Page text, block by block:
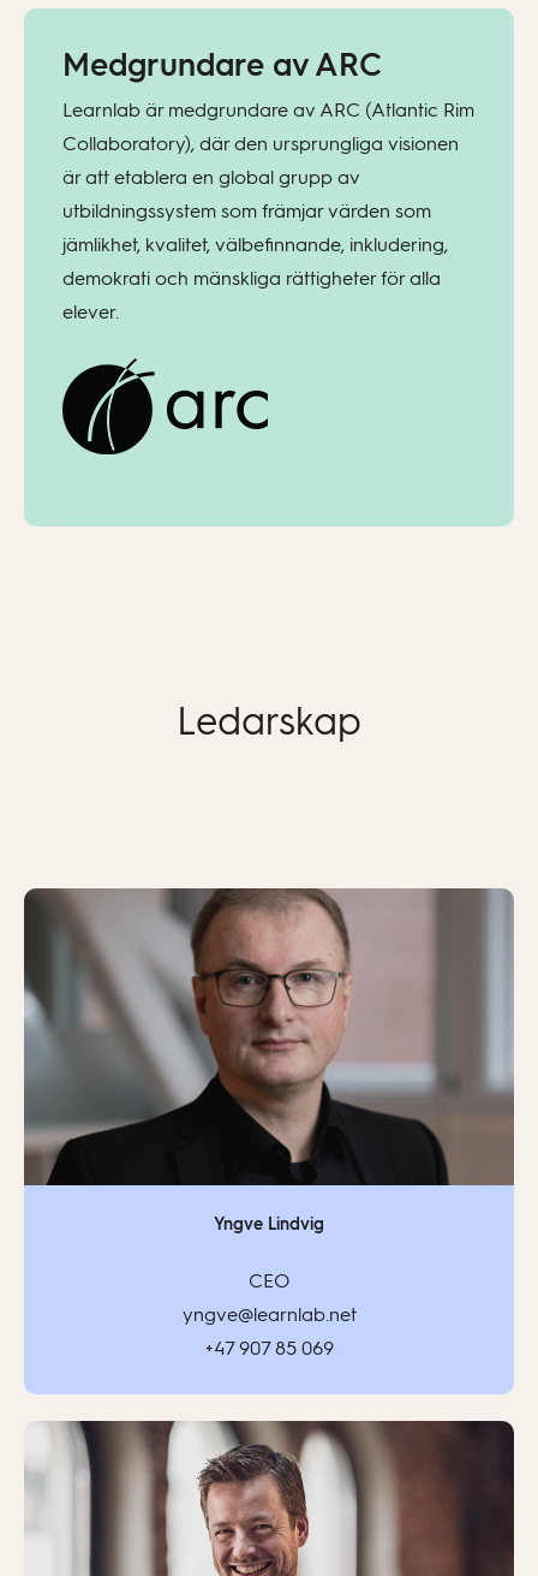
Medgrundare av ARC
Learnlab är medgrundare av ARC (Atlantic Rim
Collaboratory), där den ursprungliga visionen
är att etablera en global grupp av
utbildningssystem som främjar värden som
jämlikhet, kvalitet, välbefinnande, inkludering,
demokrati och mänskliga rättigheter för alla
elever.
Ledarskap
Yngve Lindvig
CEO
yngve@learnlab.net
+47 907 85 069